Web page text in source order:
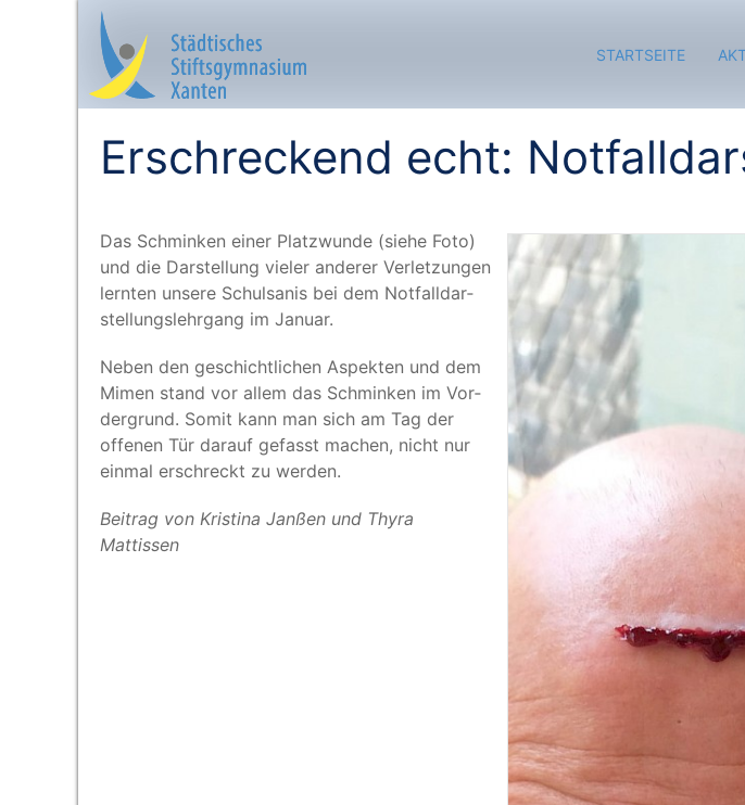
STARTSEITE
Aktuelles
Das sind wir
Lernangebot
Service & Infos
Erschreckend echt:
Das Schmin­ken einer Platz­wun­de (sie­he Foto)
und die Dar­stel­lung vie­ler ande­rer Ver­let­zun­gen
lern­ten unse­re Schul­sa­nis bei dem Not­fall­dar­
stel­lungs­lehr­gang im Januar.
Neben den geschicht­li­chen Aspek­ten und dem
Mimen stand vor allem das Schmin­ken im Vor­
der­grund. Somit kann man sich am Tag der
offe­nen Tür dar­auf gefasst machen, nicht nur
ein­mal erschreckt zu werden.
Bei­trag von Kris­ti­na Jan­ßen und Thy­ra
Mattissen